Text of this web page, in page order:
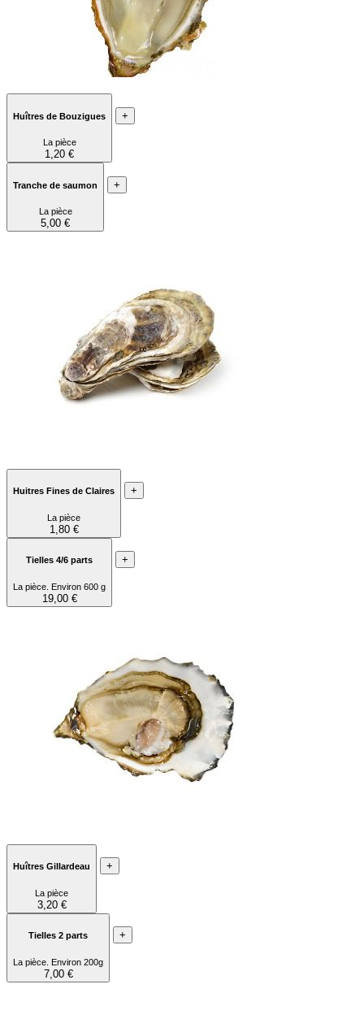
Huîtres de Bouzigues
La pièce
1,20 €
+
Tranche de saumon
La pièce
5,00 €
+
Huitres Fines de Claires
La pièce
1,80 €
+
Tielles 4/6 parts
La pièce. Environ 600 g
19,00 €
+
Huîtres Gillardeau
La pièce
3,20 €
+
Tielles 2 parts
La pièce. Environ 200g
7,00 €
+